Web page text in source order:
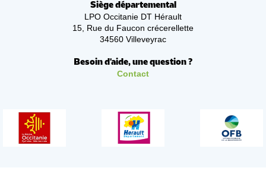
Siège départemental
LPO Occitanie DT Hérault
15, Rue du Faucon crécerellette
34560 Villeveyrac
Besoin d'aide, une question ?
Contact